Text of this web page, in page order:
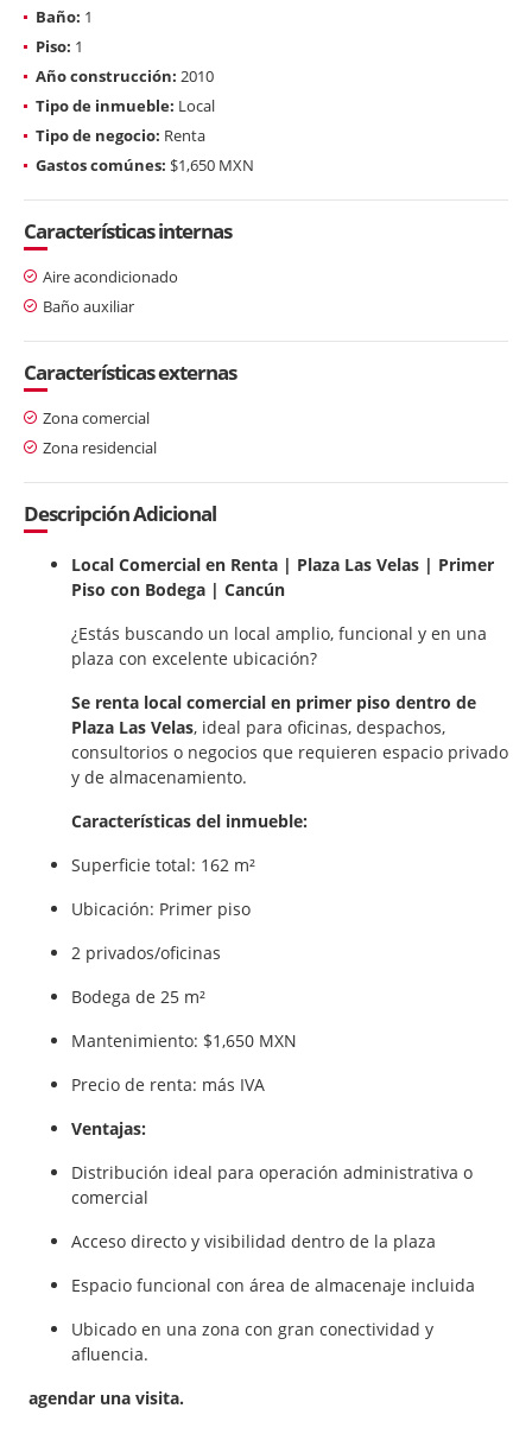
Baño: 1
Piso: 1
Año construcción: 2010
Tipo de inmueble: Local
Tipo de negocio: Renta
Gastos comúnes: $1,650 MXN
Características internas
Aire acondicionado
Baño auxiliar
Características externas
Zona comercial
Zona residencial
Descripción Adicional
Local Comercial en Renta | Plaza Las Velas | Primer
Piso con Bodega | Cancún
¿Estás buscando un local amplio, funcional y en una
plaza con excelente ubicación?
Se renta local comercial en primer piso dentro de
Plaza Las Velas, ideal para oficinas, despachos,
consultorios o negocios que requieren espacio privado
y de almacenamiento.
Características del inmueble:
Superficie total: 162 m²
Ubicación: Primer piso
2 privados/oficinas
Bodega de 25 m²
Mantenimiento: $1,650 MXN
Precio de renta: más IVA
Ventajas:
Distribución ideal para operación administrativa o
comercial
Acceso directo y visibilidad dentro de la plaza
Espacio funcional con área de almacenaje incluida
Ubicado en una zona con gran conectividad y
afluencia.
agendar una visita.